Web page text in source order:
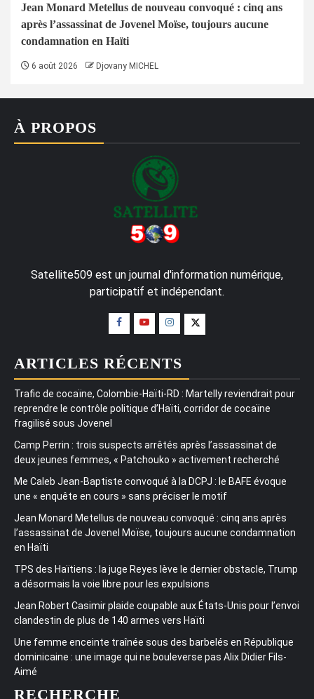
Jean Monard Metellus de nouveau convoqué : cinq ans
après l’assassinat de Jovenel Moïse, toujours aucune
condamnation en Haïti
6 août 2026 Djovany MICHEL
À PROPOS
Satellite509 est un journal d'information numérique,
participatif et indépendant.
ARTICLES RÉCENTS
Trafic de cocaïne, Colombie-Haïti-RD : Martelly reviendrait pour
reprendre le contrôle politique d’Haïti, corridor de cocaïne
fragilisé sous Jovenel
Camp Perrin : trois suspects arrêtés après l’assassinat de
deux jeunes femmes, « Patchouko » activement recherché
Me Caleb Jean-Baptiste convoqué à la DCPJ : le BAFE évoque
une « enquête en cours » sans préciser le motif
Jean Monard Metellus de nouveau convoqué : cinq ans après
l’assassinat de Jovenel Moïse, toujours aucune condamnation
en Haïti
TPS des Haïtiens : la juge Reyes lève le dernier obstacle, Trump
a désormais la voie libre pour les expulsions
Jean Robert Casimir plaide coupable aux États-Unis pour l’envoi
clandestin de plus de 140 armes vers Haïti
Une femme enceinte traînée sous des barbelés en République
dominicaine : une image qui ne bouleverse pas Alix Didier Fils-
Aimé
RECHERCHE